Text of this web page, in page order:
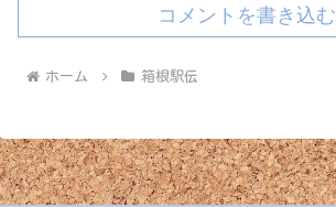
コメントを書き込む
ホーム 箱根駅伝